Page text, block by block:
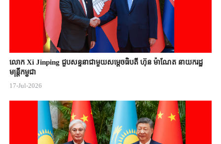
លោក Xi Jinping ជួបសន្ទនាជាមួយសម្តេចធិបតី ហ៊ុន ម៉ាណែត នាយករដ្ឋ
មន្ត្រីកម្ពុជា
17-Jul-2026